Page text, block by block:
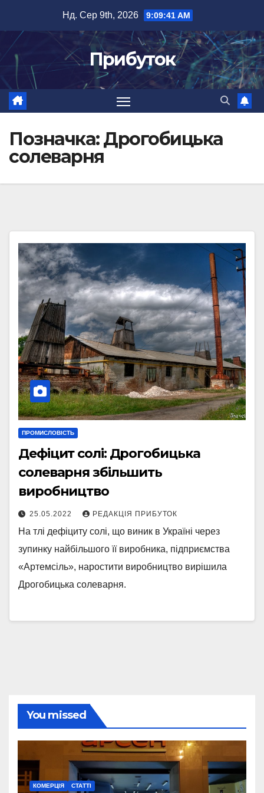
вмісту
Нд. Сер 9th, 2026 9:09:41 AM
Прибуток
Позначка:Дрогобицька
солеварня
ПРОМИСЛОВІСТЬ
Дефіцит солі: Дрогобицька
солеварня збільшить
виробництво
25.05.2022 РЕДАКЦІЯ ПРИБУТОК
На тлі дефіциту солі, що виник в Україні через
зупинку найбільшого її виробника, підприємства
«Артемсіль», наростити виробництво вирішила
Дрогобицька солеварня.
You missed
КОМЕРЦІЯ СТАТТІ